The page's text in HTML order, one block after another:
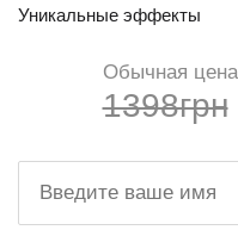
Уникальные эффекты
Обычная цена
1398грн